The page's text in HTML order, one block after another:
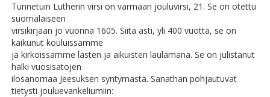
Tunnetuin Lutherin virsi on varmaan jouluvirsi, 21. Se on otettu
suomalaiseen
virsikirjaan jo vuonna 1605. Siitä asti, yli 400 vuotta, se on
kaikunut kouluissamme
ja kirkoissamme lasten ja aikuisten laulamana. Se on julistanut
halki vuosisatojen
ilosanomaa Jeesuksen syntymästä. Sanathan pohjautuvat
tietysti jouluevankeliumiin: